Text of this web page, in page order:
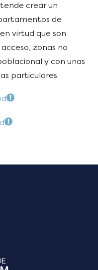
crear un
de
virtud que son
zonas no
y con unas
particulares.